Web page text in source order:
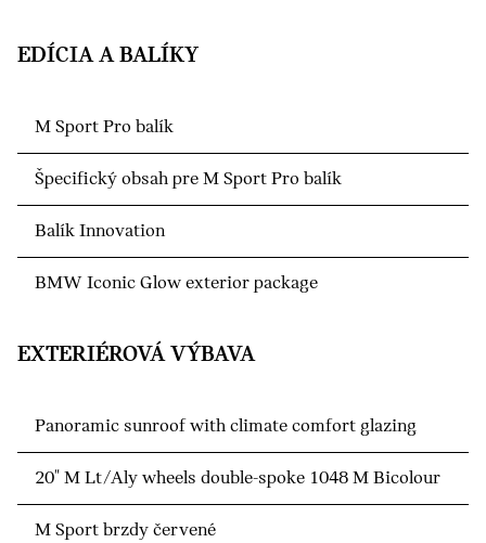
EDÍCIA A BALÍKY
M Sport Pro balík
Špecifický obsah pre M Sport Pro balík
Balík Innovation
BMW Iconic Glow exterior package
EXTERIÉROVÁ VÝBAVA
Panoramic sunroof with climate comfort glazing
20" M Lt/Aly wheels double-spoke 1048 M Bicolour
M Sport brzdy červené